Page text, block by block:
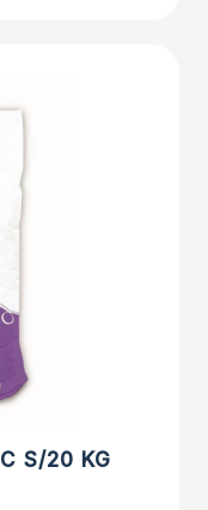
S/20 KG